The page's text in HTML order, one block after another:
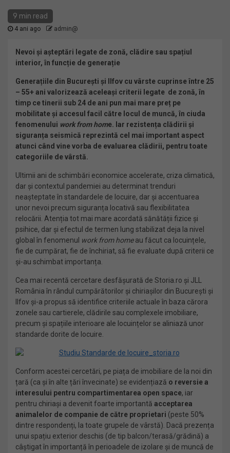
9 min read
4 ani ago admin@
Nevoi și așteptări legate de zonă, clădire sau spațiul
interior, în funcție de generație
Generațiile din București și Ilfov cu vârste cuprinse între 25
– 55+ ani valorizează aceleași criterii legate de zonă, în
timp ce tinerii sub 24 de ani pun mai mare preț pe
mobilitate și accesul facil către locul de muncă, în ciuda
fenomenului work from home. Iar rezistența clădirii și
siguranța seismică reprezintă cel mai important aspect
atunci când vine vorba de evaluarea clădirii, pentru toate
categoriile de vârstă.
Ultimii ani de schimbări economice accelerate, criza climatică,
dar și contextul pandemiei au determinat trenduri
neașteptate în standardele de locuire, dar și accentuarea
unor nevoi precum siguranța locativă sau flexibilitatea
relocării. Atenția tot mai mare acordată sănătății fizice și
psihice, dar și efectul de termen lung stabilizat deja la nivel
global în fenomenul work from homeau făcut ca locuințele,
fie de cumpărat, fie de închiriat, să fie evaluate după criterii ce
și-au schimbat importanța.
Cea mai recentă cercetare desfășurată de Storia.ro și JLL
România în rândul cumpărătorilor și chiriașilor din București și
Ilfov și-a propus să identifice criteriile actuale în baza cărora
zonele sau cartierele, clădirile sau complexele imobiliare,
precum și spațiile interioare ale locuințelor se aliniază unor
standarde dorite de locuire.
Conform acestei cercetări, pe piața de imobiliare de la noi din
țară (ca și în alte țări învecinate) se evidențiază o reversie a
interesului pentru compartimentarea open space, iar
pentru chiriași a devenit foarte importantă acceptarea
animalelor de companie de către proprietari (peste 50%
dintre respondenți, la toate grupele de vârstă). Dacă prezența
unui spațiu exterior deschis (de tip balcon/terasă/grădină) a
câștigat în importanță în perioadele de izolare și de muncă de